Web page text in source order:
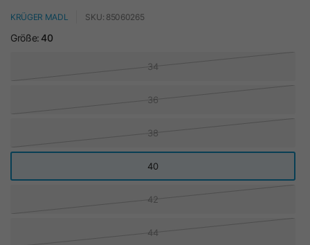
KRÜGER MADL SKU: 85060265
Größe: 40
34
36
38
40
42
44